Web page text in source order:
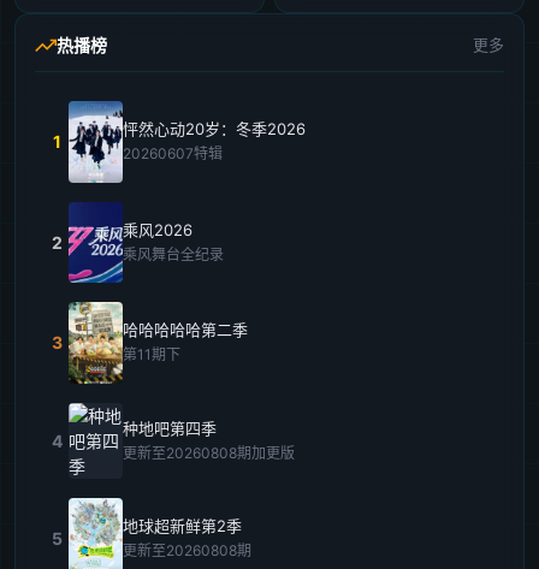
热播榜 更多
1
怦然心动20岁：冬季2026
20260607特辑
2
乘风2026
乘风舞台全纪录
3
哈哈哈哈哈第二季
第11期下
4
种地吧第四季
更新至20260808期加更版
5
地球超新鲜第2季
更新至20260808期